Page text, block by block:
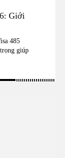
Giới
485
giúp